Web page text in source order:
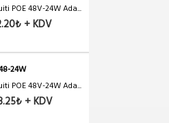
POE 48V-24W Ada...
+ KDV
24W
POE 48V-24W Ada...
+ KDV